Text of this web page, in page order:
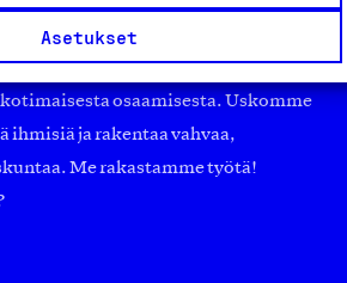
Asetukset
on perustettu yli 100 vuotta sitten
työtä ja teollisuutta sekä
osaamisesta. Uskomme
ihmisiä ja rakentaa vahvaa,
Me rakastamme työtä!